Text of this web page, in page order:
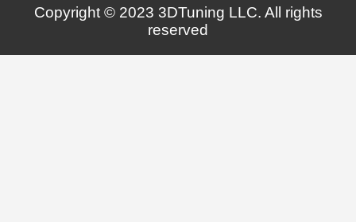
Copyright © 2023 3DTuning LLC. All rights
reserved